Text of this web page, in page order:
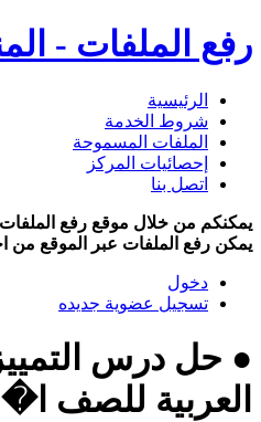
رفع الملفات -
الرئيسية
شروط الخدمة
الملفات المسموحة
إحصائيات المركز
اتصل بنا
يمكنكم من خلال موقع رفع
يمكن رفع الملفات عبر الموقع من
دخول
تسجيل عضوية جديده
● حل درس
العربية للصف